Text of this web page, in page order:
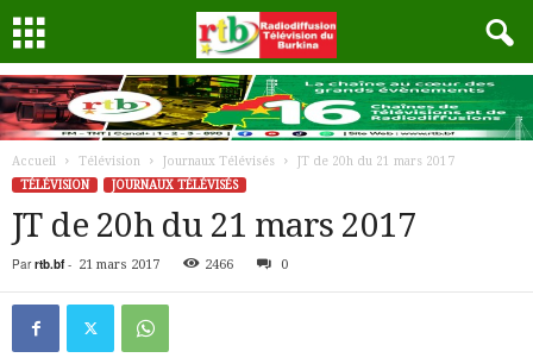
Accueil Télévision Journaux Télévisés
JT de 20h du 21 mars 2017
TÉLÉVISION
JOURNAUX TÉLÉVISÉS
JT de 20h du 21 mars 2017
Par rtb.bf- 21 mars 2017 2466 0